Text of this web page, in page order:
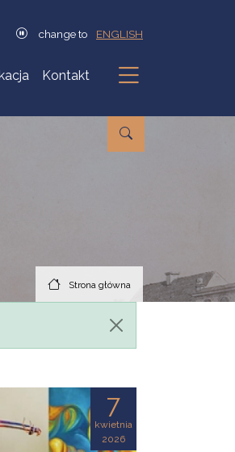
change to ENGLISH
Kontakt
Podmenu
Strona główna
7
kwietnia
2026